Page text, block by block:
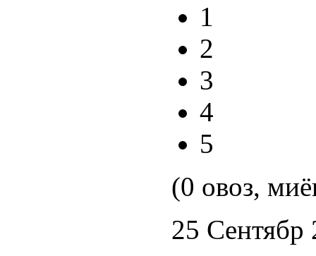
1
2
3
4
5
(0 овоз,
25 Сентябр